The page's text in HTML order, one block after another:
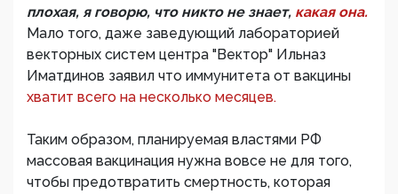
плохая, я говорю, что никто не знает, какая она.
Мало того, даже заведующий лабораторией
векторных систем центра "Вектор" Ильназ
Иматдинов заявил что иммунитета от вакцины
хватит всего на несколько месяцев.
Таким образом, планируемая властями РФ
массовая вакцинация нужна вовсе не для того,
чтобы предотвратить смертность, которая